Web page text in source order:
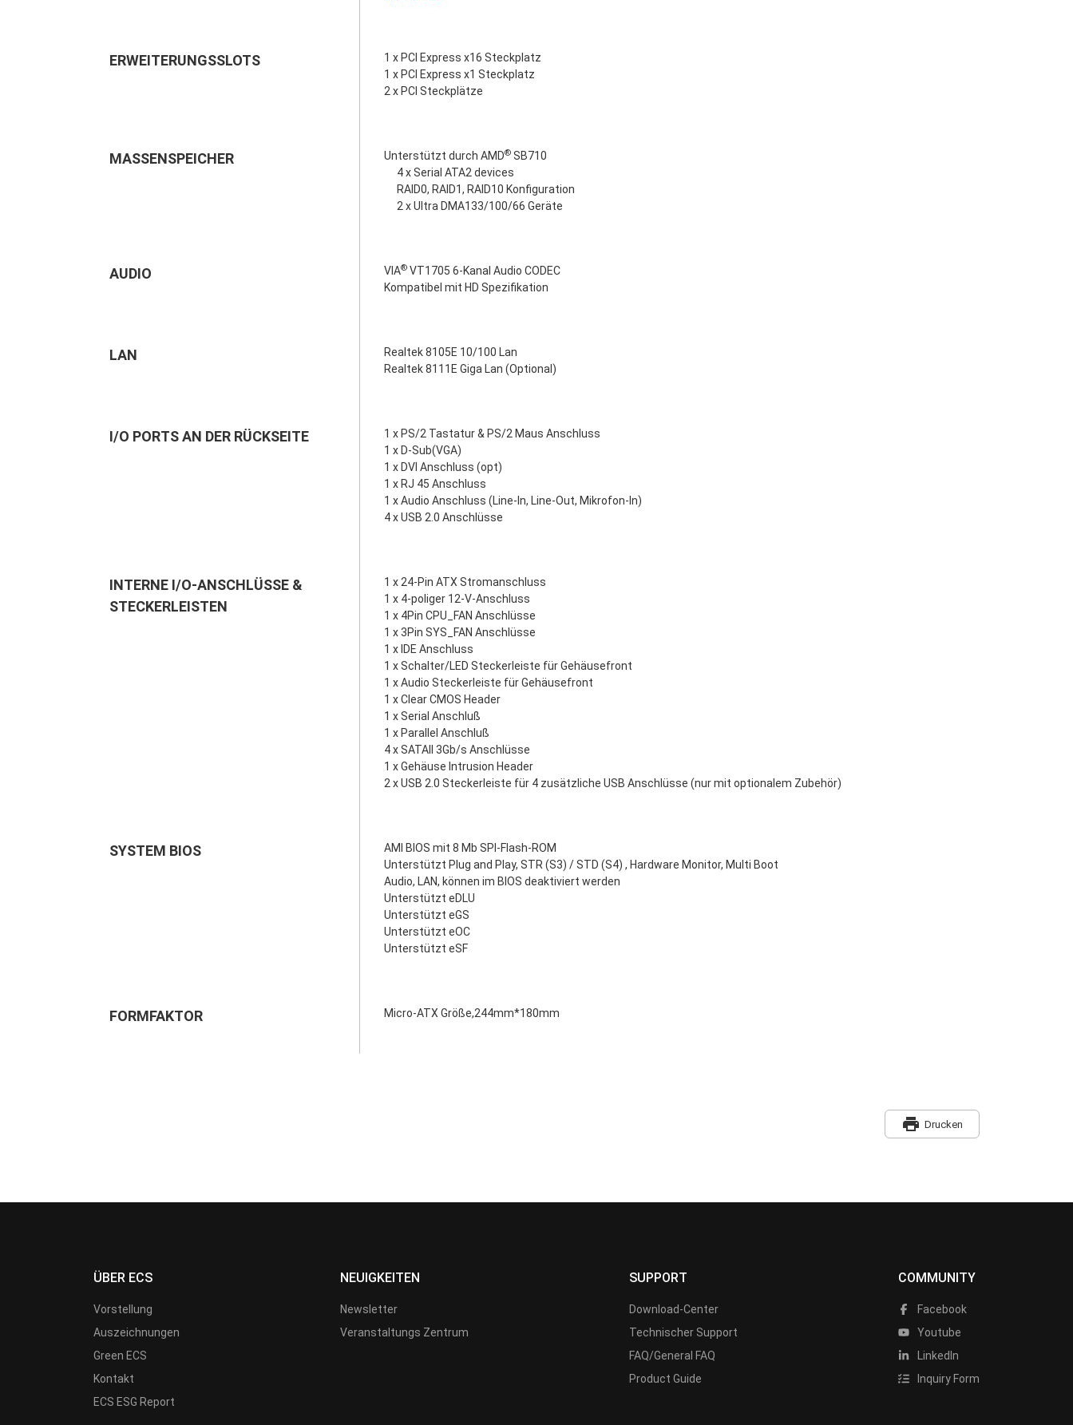
ERWEITERUNGSSLOTS
1 x PCI Express x16 Steckplatz
1 x PCI Express x1 Steckplatz
2 x PCI Steckplätze
MASSENSPEICHER Unterstützt durch AMD® SB710
4 x Serial ATA2 devices
RAID0, RAID1, RAID10 Konfiguration
2 x Ultra DMA133/100/66 Geräte
AUDIO VIA® VT1705 6-Kanal Audio CODEC
Kompatibel mit HD Spezifikation
LAN
Realtek 8105E 10/100 Lan
Realtek 8111E Giga Lan (Optional)
I/O PORTS AN DER RÜCKSEITE
1 x PS/2 Tastatur & PS/2 Maus Anschluss
1 x D-Sub(VGA)
1 x DVI Anschluss (opt)
1 x RJ 45 Anschluss
1 x Audio Anschluss (Line-In, Line-Out, Mikrofon-In)
4 x USB 2.0 Anschlüsse
INTERNE I/O-ANSCHLÜSSE &
STECKERLEISTEN
1 x 24-Pin ATX Stromanschluss
1 x 4-poliger 12-V-Anschluss
1 x 4Pin CPU_FAN Anschlüsse
1 x 3Pin SYS_FAN Anschlüsse
1 x IDE Anschluss
1 x Schalter/LED Steckerleiste für Gehäusefront
1 x Audio Steckerleiste für Gehäusefront
1 x Clear CMOS Header
1 x Serial Anschluß
1 x Parallel Anschluß
4 x SATAII 3Gb/s Anschlüsse
1 x Gehäuse Intrusion Header
2 x USB 2.0 Steckerleiste für 4 zusätzliche USB Anschlüsse (nur mit optionalem Zubehör)
SYSTEM BIOS
AMI BIOS mit 8 Mb SPI-Flash-ROM
Unterstützt Plug and Play, STR (S3) / STD (S4) , Hardware Monitor, Multi Boot
Audio, LAN, können im BIOS deaktiviert werden
Unterstützt eDLU
Unterstützt eGS
Unterstützt eOC
Unterstützt eSF
FORMFAKTOR Micro-ATX Größe,244mm*180mm
print Drucken
ÜBER ECS
Vorstellung
Auszeichnungen
Green ECS
Kontakt
ECS ESG Report
NEUIGKEITEN
Newsletter
Veranstaltungs Zentrum
SUPPORT
Download-Center
Technischer Support
FAQ/General FAQ
Product Guide
COMMUNITY
Facebook
Youtube
LinkedIn
Inquiry Form